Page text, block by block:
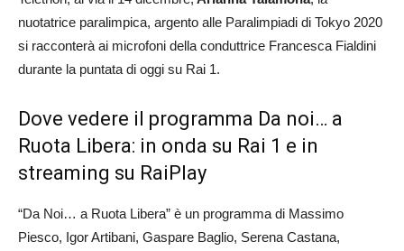
nuotatrice paralimpica, argento alle Paralimpiadi di Tokyo 2020
si racconterà ai microfoni della conduttrice Francesca Fialdini
durante la puntata di oggi su Rai 1.
Dove vedere il programma Da noi… a
Ruota Libera: in onda su Rai 1 e in
streaming su RaiPlay
“Da Noi… a Ruota Libera” è un programma di Massimo
Piesco, Igor Artibani, Gaspare Baglio, Serena Castana,